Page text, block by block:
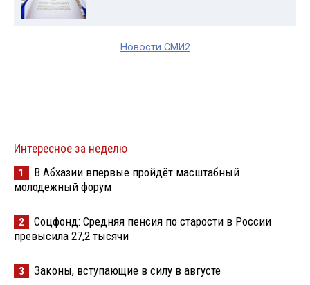
Новости СМИ2
Интересное за неделю
1
В Абхазии впервые пройдёт масштабный
молодёжный форум
2
Соцфонд: Средняя пенсия по старости в России
превысила 27,2 тысячи
3 Законы, вступающие в силу в августе